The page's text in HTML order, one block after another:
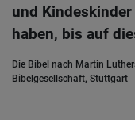
und
haben, bis auf
Die Bibel nach Martin
Bibelgesellschaft, Stuttgart